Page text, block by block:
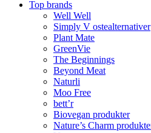
Top brands
Well Well
Simply V ostealternativer
Plant Mate
GreenVie
The Beginnings
Beyond Meat
Naturli
Moo Free
bett’r
Biovegan produkter
Nature’s Charm